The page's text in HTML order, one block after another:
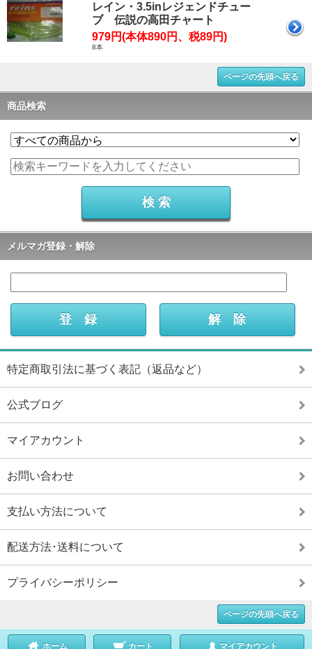
レイン・3.5inレジェンドチュー
ブ 伝説の高田チャート
979円(本体890円、税89円)
8本
ページの先頭へ戻る
商品検索
メルマガ登録・解除
特定商取引法に基づく表記（返品など）
公式ブログ
マイアカウント
お問い合わせ
支払い方法について
配送方法･送料について
プライバシーポリシー
ページの先頭へ戻る
ホーム カート マイアカウント